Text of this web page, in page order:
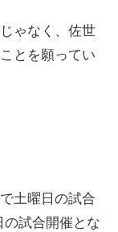
ゃなく、佐世
とを願ってい
土曜日の試合
試合開催とな